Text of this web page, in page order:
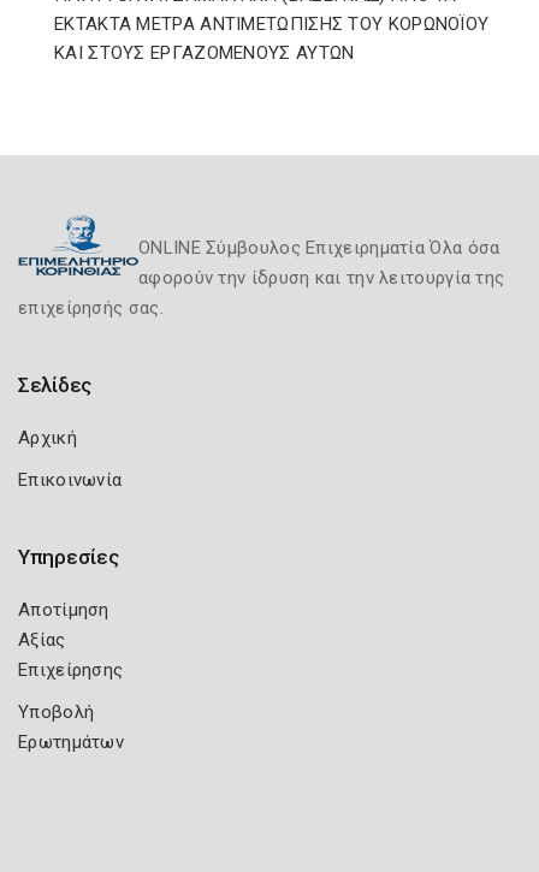
ΕΚΤΑΚΤΑ ΜΕΤΡΑ ΑΝΤΙΜΕΤΩΠΙΣΗΣ ΤΟΥ ΚΟΡΩΝΟΪΟΥ
ΚΑΙ ΣΤΟΥΣ ΕΡΓΑΖΟΜΕΝΟΥΣ ΑΥΤΩΝ
ONLINE Σύμβουλος Επιχειρηματία Όλα όσα
αφορούν την ίδρυση και την λειτουργία της
επιχείρησής σας.
Σελίδες
Αρχική
Επικοινωνία
Υπηρεσίες
Αποτίμηση
Αξίας
Επιχείρησης
Υποβολή
Ερωτημάτων